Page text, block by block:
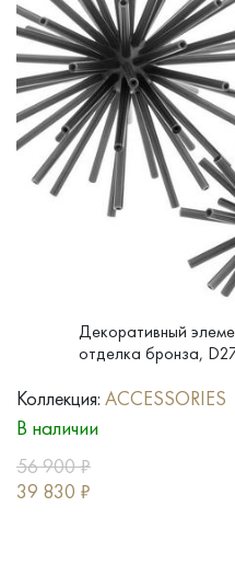
Декоративный
отделка бронза,
Коллекция: ACCESSORIES
В наличии
56 900₽
39 830 ₽